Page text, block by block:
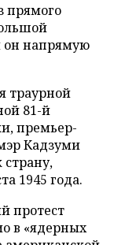
прямого
он напрямую
траурной
81-й
премьер-
Кадзуми
1945 года.
протест
в «ядерных